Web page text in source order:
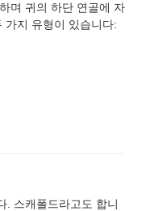
며 귀의 하단 연골에 자
가지 유형이 있습니다:
. 스캐폴드라고도 합니